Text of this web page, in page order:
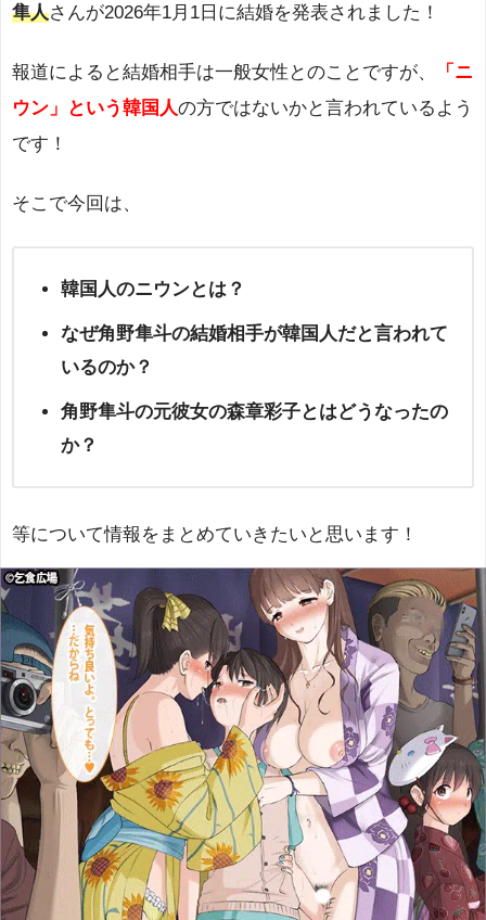
隼人さんが2026年1月1日に結婚を発表されました！
報道によると結婚相手は一般女性とのことですが、
「ニ
ウン」という韓国人の方ではないかと言われているよう
です！
そこで今回は、
韓国人のニウンとは？
なぜ角野隼斗の結婚相手が韓国人だと言われて
いるのか？
角野隼斗の元彼女の森章彩子とはどうなったの
か？
等について情報をまとめていきたいと思います！